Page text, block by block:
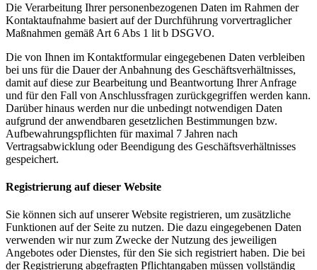
Die Verarbeitung Ihrer personenbezogenen Daten im Rahmen der
Kontaktaufnahme basiert auf der Durchführung vorvertraglicher
Maßnahmen gemäß Art 6 Abs 1 lit b DSGVO.
Die von Ihnen im Kontaktformular eingegebenen Daten verbleiben
bei uns für die Dauer der Anbahnung des Geschäftsverhältnisses,
damit auf diese zur Bearbeitung und Beantwortung Ihrer Anfrage
und für den Fall von Anschlussfragen zurückgegriffen werden kann.
Darüber hinaus werden nur die unbedingt notwendigen Daten
aufgrund der anwendbaren gesetzlichen Bestimmungen bzw.
Aufbewahrungspflichten für maximal 7 Jahren nach
Vertragsabwicklung oder Beendigung des Geschäftsverhältnisses
gespeichert.
Registrierung auf dieser Website
Sie können sich auf unserer Website registrieren, um zusätzliche
Funktionen auf der Seite zu nutzen. Die dazu eingegebenen Daten
verwenden wir nur zum Zwecke der Nutzung des jeweiligen
Angebotes oder Dienstes, für den Sie sich registriert haben. Die bei
der Registrierung abgefragten Pflichtangaben müssen vollständig